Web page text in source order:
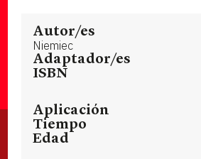
Autor/es
Niemiec
Adaptador/es
ISBN
Aplicación
Tiempo
Edad